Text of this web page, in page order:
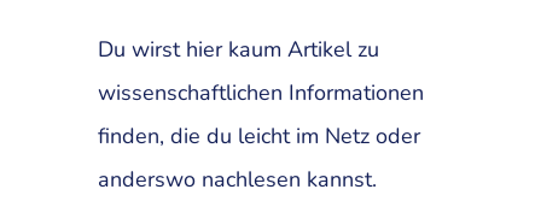
Du wirst hier kaum Artikel zu
wissenschaftlichen Informationen
finden, die du leicht im Netz oder
anderswo nachlesen kannst.